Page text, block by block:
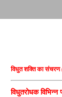
विधुत शक्ति का
विधुतरोधक